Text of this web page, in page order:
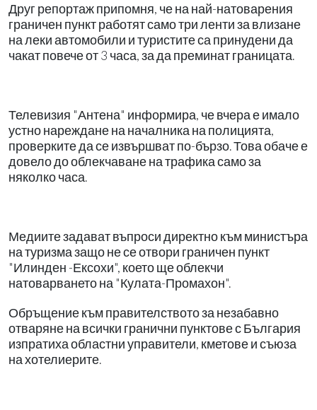
Друг репортаж припомня, че на най-натоварения
граничен пункт работят само три ленти за влизане
на леки автомобили и туристите са принудени да
чакат повече от 3 часа, за да преминат границата.
Телевизия "Антена" информира, че вчера е имало
устно нареждане на началника на полицията,
проверките да се извършват по-бързо. Това обаче е
довело до облекчаване на трафика само за
няколко часа.
Медиите задават въпроси директно към министъра
на туризма защо не се отвори граничен пункт
"Илинден -Ексохи", което ще облекчи
натоварването на "Кулата-Промахон".
Обръщение към правителството за незабавно
отваряне на всички гранични пунктове с България
изпратиха областни управители, кметове и съюза
на хотелиерите.